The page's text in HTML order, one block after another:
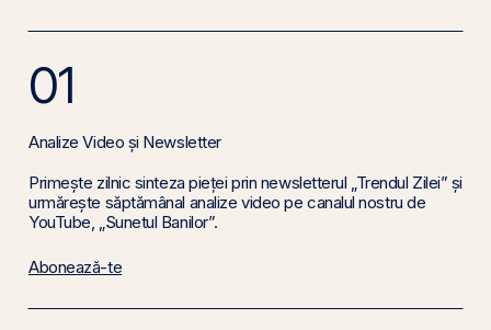
01
Analize Video și Newsletter
Primește zilnic sinteza pieței prin newsletterul „Trendul Zilei” și
urmărește săptămânal analize video pe canalul nostru de
YouTube, „Sunetul Banilor”.
Abonează-te